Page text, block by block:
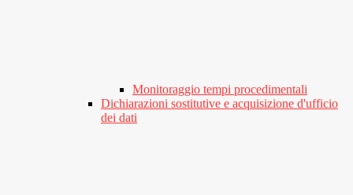
Monitoraggio tempi procedimentali
Dichiarazioni sostitutive e acquisizione d'ufficio
dei dati